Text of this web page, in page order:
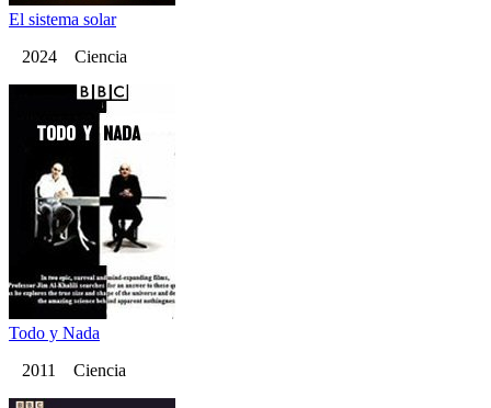
El sistema solar
2024 Ciencia
Todo y Nada
2011 Ciencia